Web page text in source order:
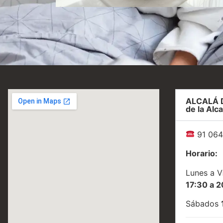
opciones
ALCALÁ
de la
91
Horario:
Lunes a
17:30 a
Sábados